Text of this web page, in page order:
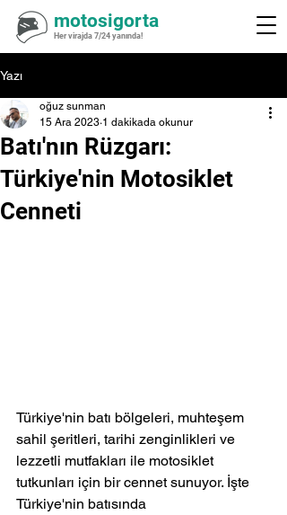
motosigorta
Her virajda 7/24 yanında!
Yazı
Batı'nın Rüzgarı:
Türkiye'nin Motosiklet
Cenneti
oğuz sunman
15 Ara 2023 1 dakikada okunur
Türkiye'nin batı bölgeleri, muhteşem
sahil şeritleri, tarihi zenginlikleri ve
lezzetli mutfakları ile motosiklet
tutkunları için bir cennet sunuyor. İşte
Türkiye'nin batısında